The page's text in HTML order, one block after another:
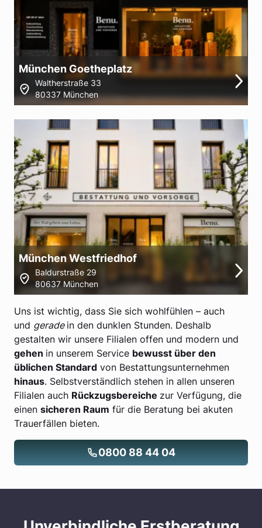
München Goetheplatz
Waltherstraße 33
80337 München
München Westfriedhof
Baldurstraße 29
80637 München
Uns ist wichtig, dass Sie sich wohlfühlen – auch
und gerade in den dunklen Stunden. Deshalb
gestalten wir unsere Filialen offen und modern und
gehen in unserem Service bewusst über den
üblichen Standard von Bestattungsunternehmen
hinaus. Selbstverständlich stehen in allen unseren
Filialen auch Rückzugsbereiche zur Verfügung, die
einen sicheren Raum für die Beratung bei akuten
Trauerfällen bieten.
0800 88 44 04